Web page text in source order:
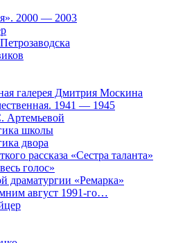
2000 — 2003
галерея Дмитрия Москина
1941 — 1945
Артемьевой
школы
двора
рассказа «Сестра таланта»
голос»
драматургии «Ремарка»
август 1991-го…